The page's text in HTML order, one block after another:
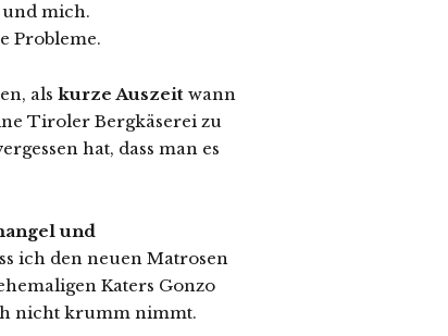
mich.
Probleme.
als kurze Auszeit wann
Tiroler Bergkäserei zu
hat, dass man es
und
ich den neuen Matrosen
Katers Gonzo
nicht krumm nimmt.